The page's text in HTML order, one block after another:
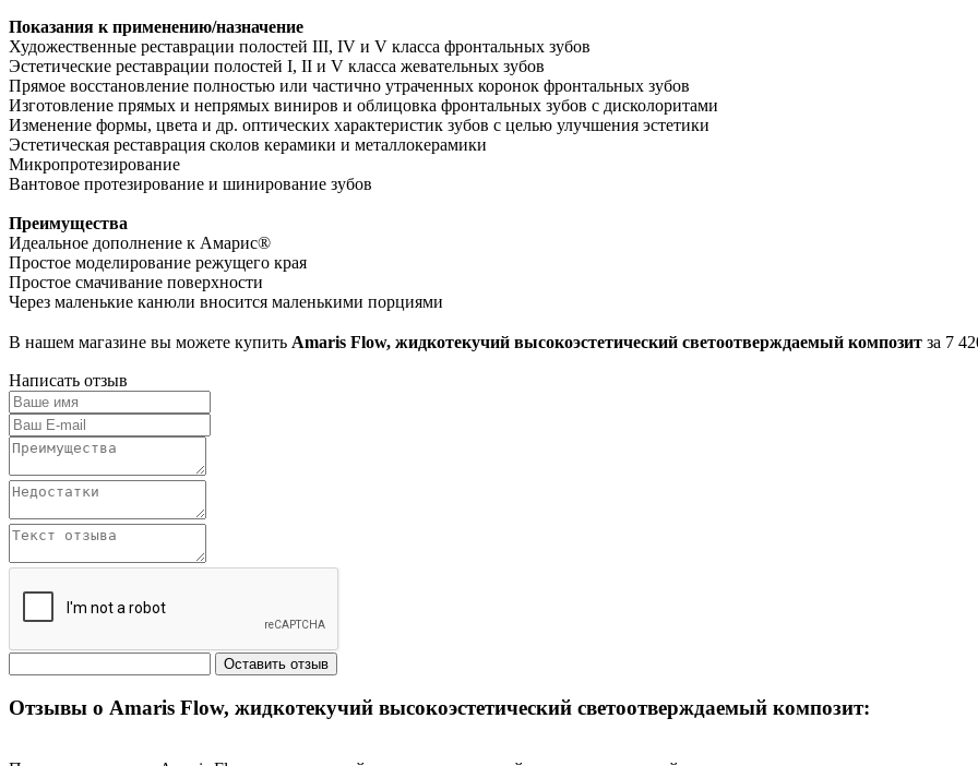
Показания к применению/назначение
Художественные реставрации полостей III, IV и V класса фронтальных зубов
Эстетические реставрации полостей I, II и V класса жевательных зубов
Прямое восстановление полностью или частично утраченных коронок фронтальных зубов
Изготовление прямых и непрямых виниров и облицовка фронтальных зубов с дисколоритами
Изменение формы, цвета и др. оптических характеристик зубов с целью улучшения эстетики
Эстетическая реставрация сколов керамики и металлокерамики
Микропротезирование
Вантовое протезирование и шинирование зубов
Преимущества
Идеальное дополнение к Амарис®
Простое моделирование режущего края
Простое смачивание поверхности
Через маленькие канюли вносится маленькими порциями
В нашем магазине вы можете купить Amaris Flow, жидкотекучий высокоэстетический светоотверждаемый композит за 7
Написать отзыв
Отзывы о Amaris Flow, жидкотекучий высокоэстетический светоотверждаемый композит: